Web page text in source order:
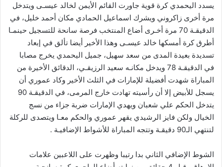
يسدد اليحمدي كرة قوية جاورت القائم الأيمن لخالد عيسـى ويتدخل
مرة أخرى زاكروني ويشرك اسماعيل الحمادي مكان أحمد خليل، في
الدقيقـة 70 مرة أخـرى أضاع المنتخب فرصة سانحة للتسجيل حينمـا
أطرق كرة أمسكها خالد عيسـى وهذا الأخير أيضا تألق في إبعاد
تسديدة بعيدة المدى من سعد سهيل، جميل اليحمدي يخرج مصابا
في الدقيقـة 78 ويدخل مكانـه سعيد الرزيقـي، الدقائق الأخيرة من
المباراة شهدت أفضيلة للإمارات في الثلث الأخير وكاد عموري أن
يسجل للأبيض إلا أن رأسيته تهادت خارج المرمى، في الدقيقـة 90
يتدخل الحكم علي شعبان ويهدي الإمارات ضربة جزاء من نسج
الخيال ولكن فايز الرشيدي يقهر عموري والحكم معـا ويتصدى للركلة
لتنتهي الـ90 دقيقـة وتتجه المباراة للأشواط الإضافيـة .
الشوط الإضافي الثاني بدا رتيبا وظهرت على اللاعبين علامات